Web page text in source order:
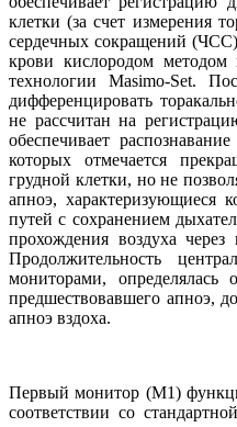
клетки (за счет измерения
сердечных сокращений
крови кислородом
технологии Masimo-Set.
дифференцировать
не рассчитан на
обеспечивает
которых отмечается
грудной клетки, но не
апноэ, характеризующиеся
путей с сохранением
прохождения воздуха
Продолжительность
мониторами, определялась
предшествовавшего апноэ,
апноэ вздоха.
Первый монитор (М1)
соответствии со